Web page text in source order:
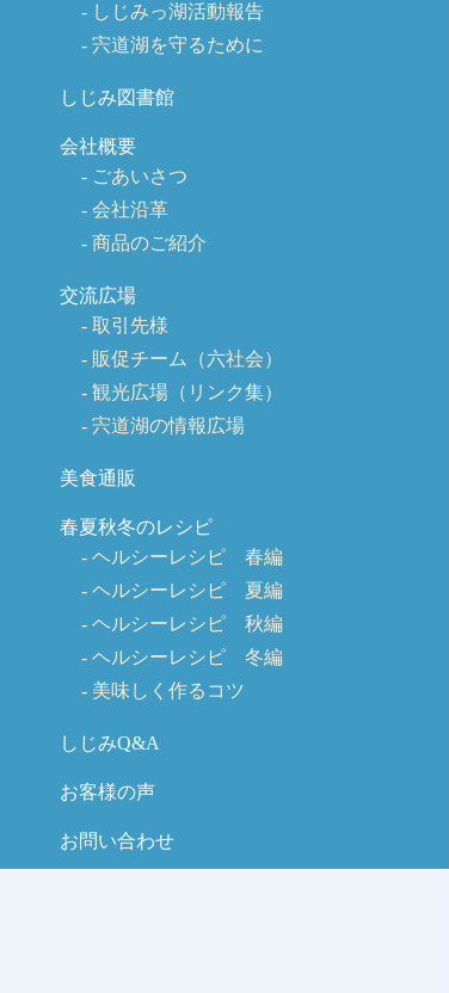
しじみっ湖活動報告
宍道湖を守るために
しじみ図書館
会社概要
ごあいさつ
会社沿革
商品のご紹介
交流広場
取引先様
販促チーム（六社会）
観光広場（リンク集）
宍道湖の情報広場
美食通販
春夏秋冬のレシピ
ヘルシーレシピ 春編
ヘルシーレシピ 夏編
ヘルシーレシピ 秋編
ヘルシーレシピ 冬編
美味しく作るコツ
しじみQ&A
お客様の声
お問い合わせ